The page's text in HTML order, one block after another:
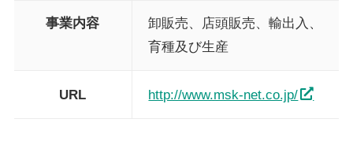
事業内容
卸販売、店頭販売、輸出入、
育種及び生産
URL http://www.msk-net.co.jp/